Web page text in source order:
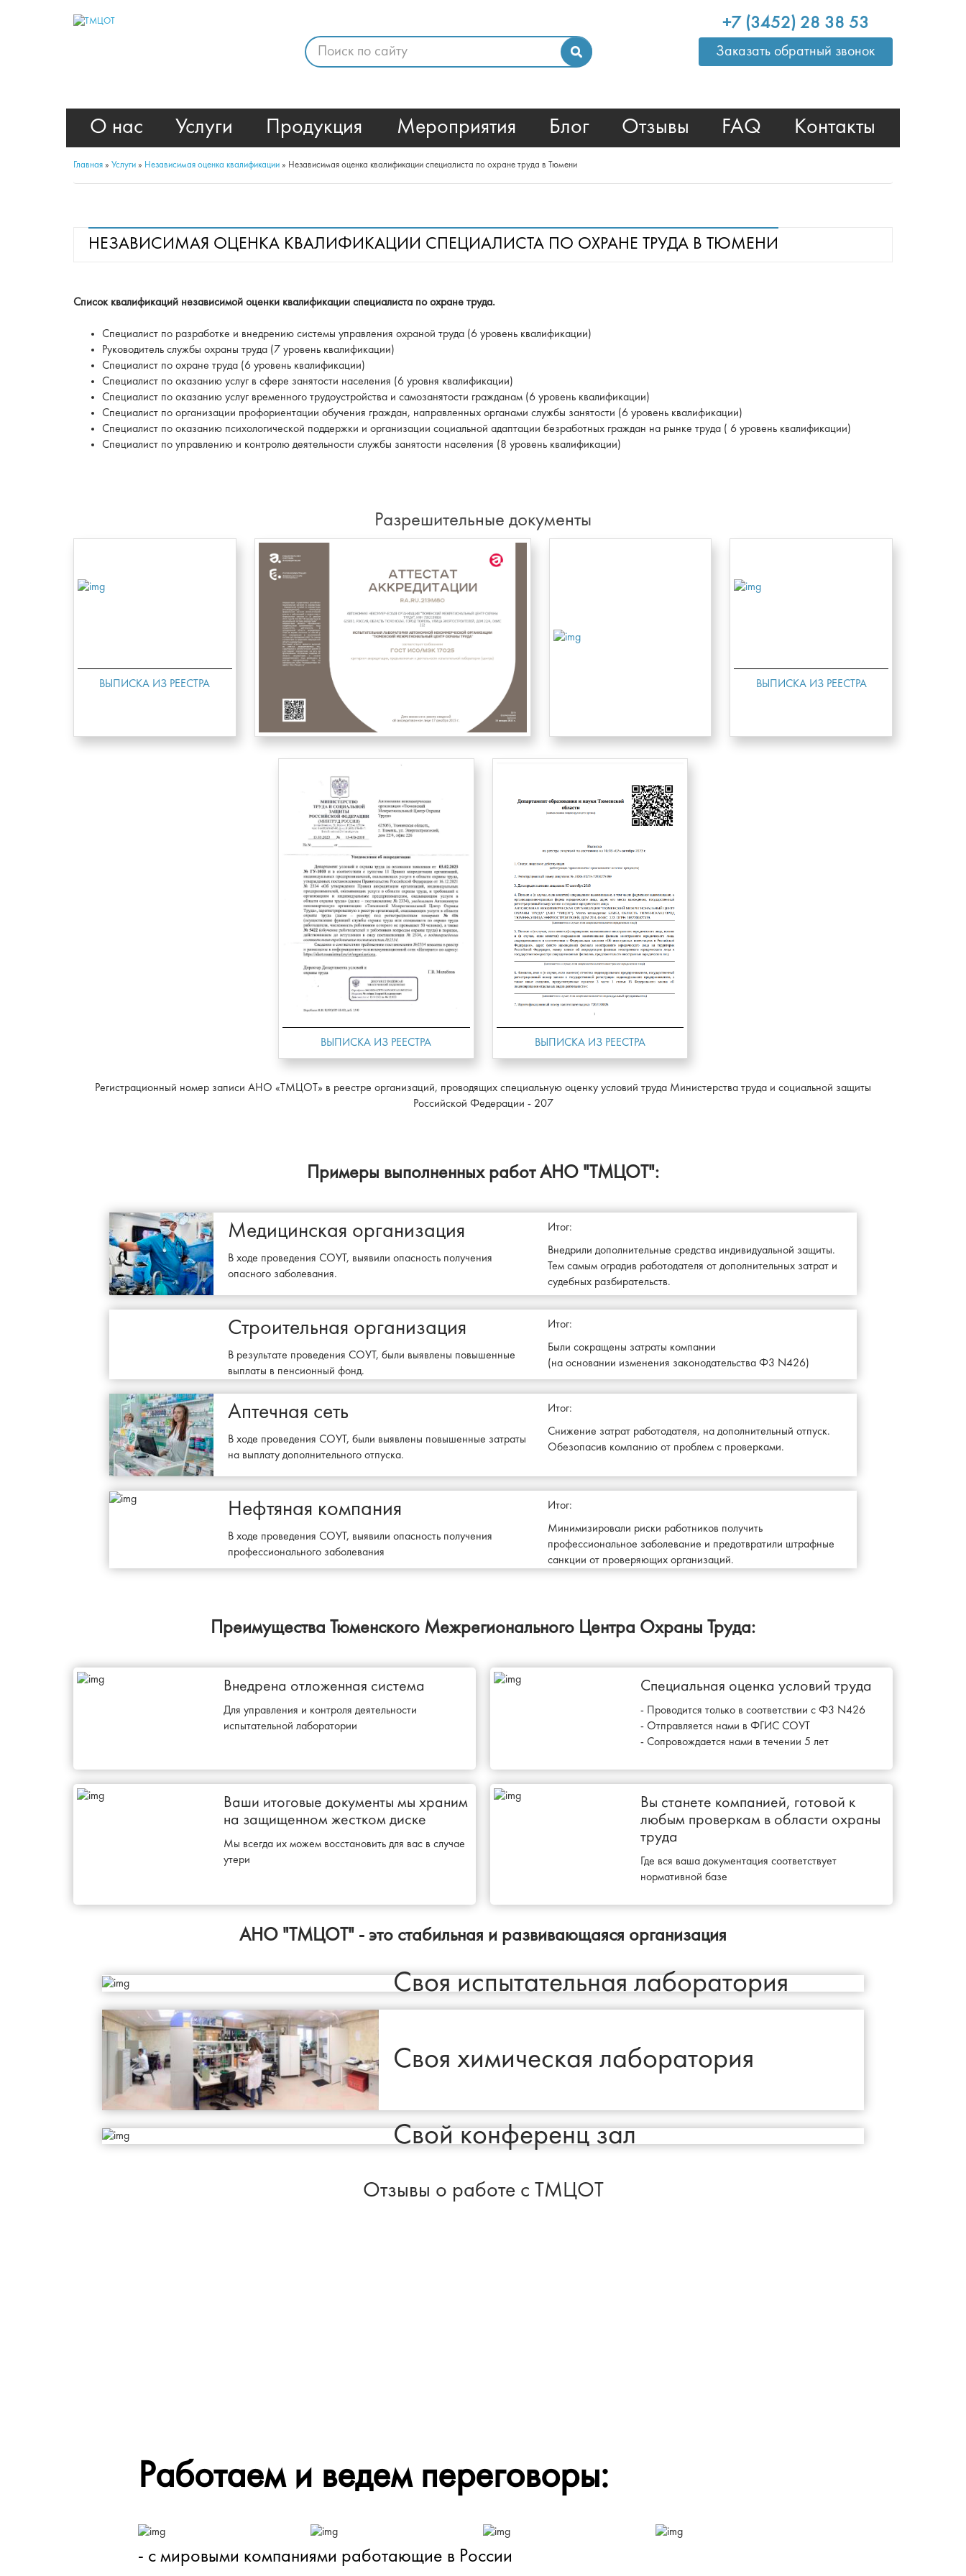
+7 (3452) 28 38 53
Заказать обратный звонок
О нас Услуги Продукция Мероприятия Блог Отзывы FAQ Контакты
Главная » Услуги » Независимая оценка квалификации » Независимая оценка квалификации специалиста по охране труда в Тюмени
НЕЗАВИСИМАЯ ОЦЕНКА КВАЛИФИКАЦИИ СПЕЦИАЛИСТА ПО ОХРАНЕ ТРУДА В ТЮМЕНИ
Список квалификаций независимой оценки квалификации специалиста по охране труда.
Специалист по разработке и внедрению системы управления охраной труда (6 уровень квалификации)
Руководитель службы охраны труда (7 уровень квалификации)
Специалист по охране труда (6 уровень квалификации)
Специалист по оказанию услуг в сфере занятости населения (6 уровня квалификации)
Специалист по оказанию услуг временного трудоустройства и самозанятости гражданам (6 уровень квалификации)
Специалист по организации профориентации обучения граждан, направленных органами службы занятости (6 уровень квалификации)
Специалист по оказанию психологической поддержки и организации социальной адаптации безработных граждан на рынке труда ( 6 уровень квалификации)
Специалист по управлению и контролю деятельности службы занятости населения (8 уровень квалификации)
Разрешительные документы
ВЫПИСКА ИЗ РЕЕСТРА ВЫПИСКА ИЗ РЕЕСТРА
ВЫПИСКА ИЗ РЕЕСТРА ВЫПИСКА ИЗ РЕЕСТРА
Регистрационный номер записи АНО «ТМЦОТ» в реестре организаций, проводящих специальную оценку условий труда Министерства труда и социальной защиты
Российской Федерации - 207
Примеры выполненных работ АНО "ТМЦОТ":
Медицинская организация
В ходе проведения СОУТ, выявили опасность получения
опасного заболевания.
Итог:
Внедрили дополнительные средства индивидуальной защиты.
Тем самым оградив работодателя от дополнительных затрат и
судебных разбирательств.
Строительная организация
В результате проведения СОУТ, были выявлены повышенные
выплаты в пенсионный фонд.
Итог:
Были сокращены затраты компании
(на основании изменения законодательства Ф3 N426)
Аптечная сеть
В ходе проведения СОУТ, были выявлены повышенные затраты
на выплату дополнительного отпуска.
Итог:
Снижение затрат работодателя, на дополнительный отпуск.
Обезопасив компанию от проблем с проверками.
Нефтяная компания
В ходе проведения СОУТ, выявили опасность получения
профессионального заболевания
Итог:
Минимизировали риски работников получить
профессиональное заболевание и предотвратили штрафные
санкции от проверяющих организаций.
Преимущества Тюменского Межрегионального Центра Охраны Труда:
Внедрена отложенная система
Для управления и контроля деятельности
испытательной лаборатории
Специальная оценка условий труда
- Проводится только в соответствии с Ф3 N426
- Отправляется нами в ФГИС СОУТ
- Сопровождается нами в течении 5 лет
Ваши итоговые документы мы храним
на защищенном жестком диске
Мы всегда их можем восстановить для вас в случае
утери
Вы станете компанией, готовой к
любым проверкам в области охраны
труда
Где вся ваша документация соответствует
нормативной базе
АНО "ТМЦОТ" - это стабильная и развивающаяся организация
Своя испытательная лаборатория
Своя химическая лаборатория
Свой конференц зал
Отзывы о работе с ТМЦОТ
Работаем и ведем переговоры:
- с мировыми компаниями работающие в России